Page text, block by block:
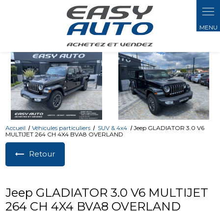
Accueil Véhicules particuliers SUV & 4x4
Jeep GLADIATOR 3.0 V6
MULTIJET 264 CH 4X4 BVA8 OVERLAND
Retour
Jeep GLADIATOR 3.0 V6 MULTIJET
264 CH 4X4 BVA8 OVERLAND
Panneau de gestion des cookies